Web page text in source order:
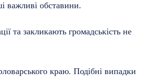
важливі обставини.
та закликають громадськість не
краю. Подібні випадки